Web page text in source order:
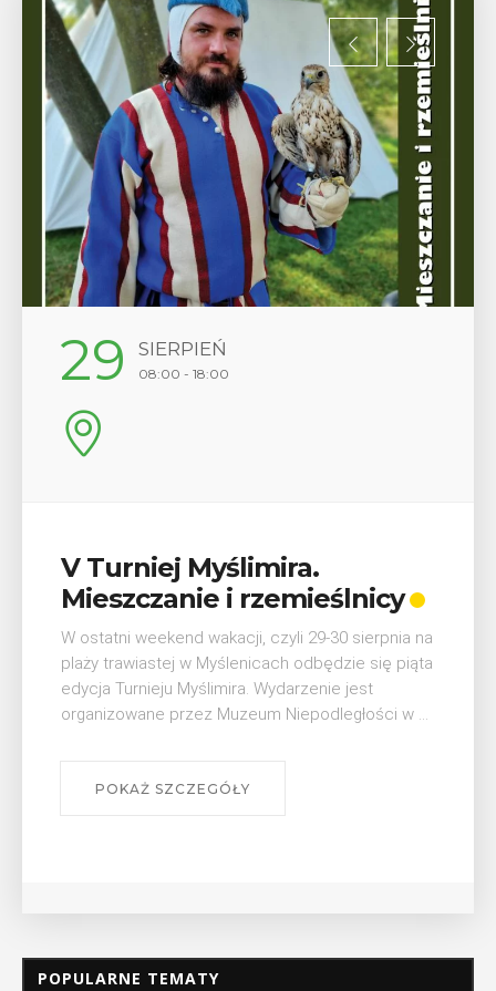
12 SIERPIEŃ
17:00
Wykład „Jak zdobyć
odznaki na myślenickich
szlakach?”
W środę 12 sierpnia o godz. 17 w Miejskiej
Bibliotece Publicznej w Myślenicach odbędzie się
wykład Mateusza Murzyna, przewodnika i prezesa
POPULARNE TEMATY